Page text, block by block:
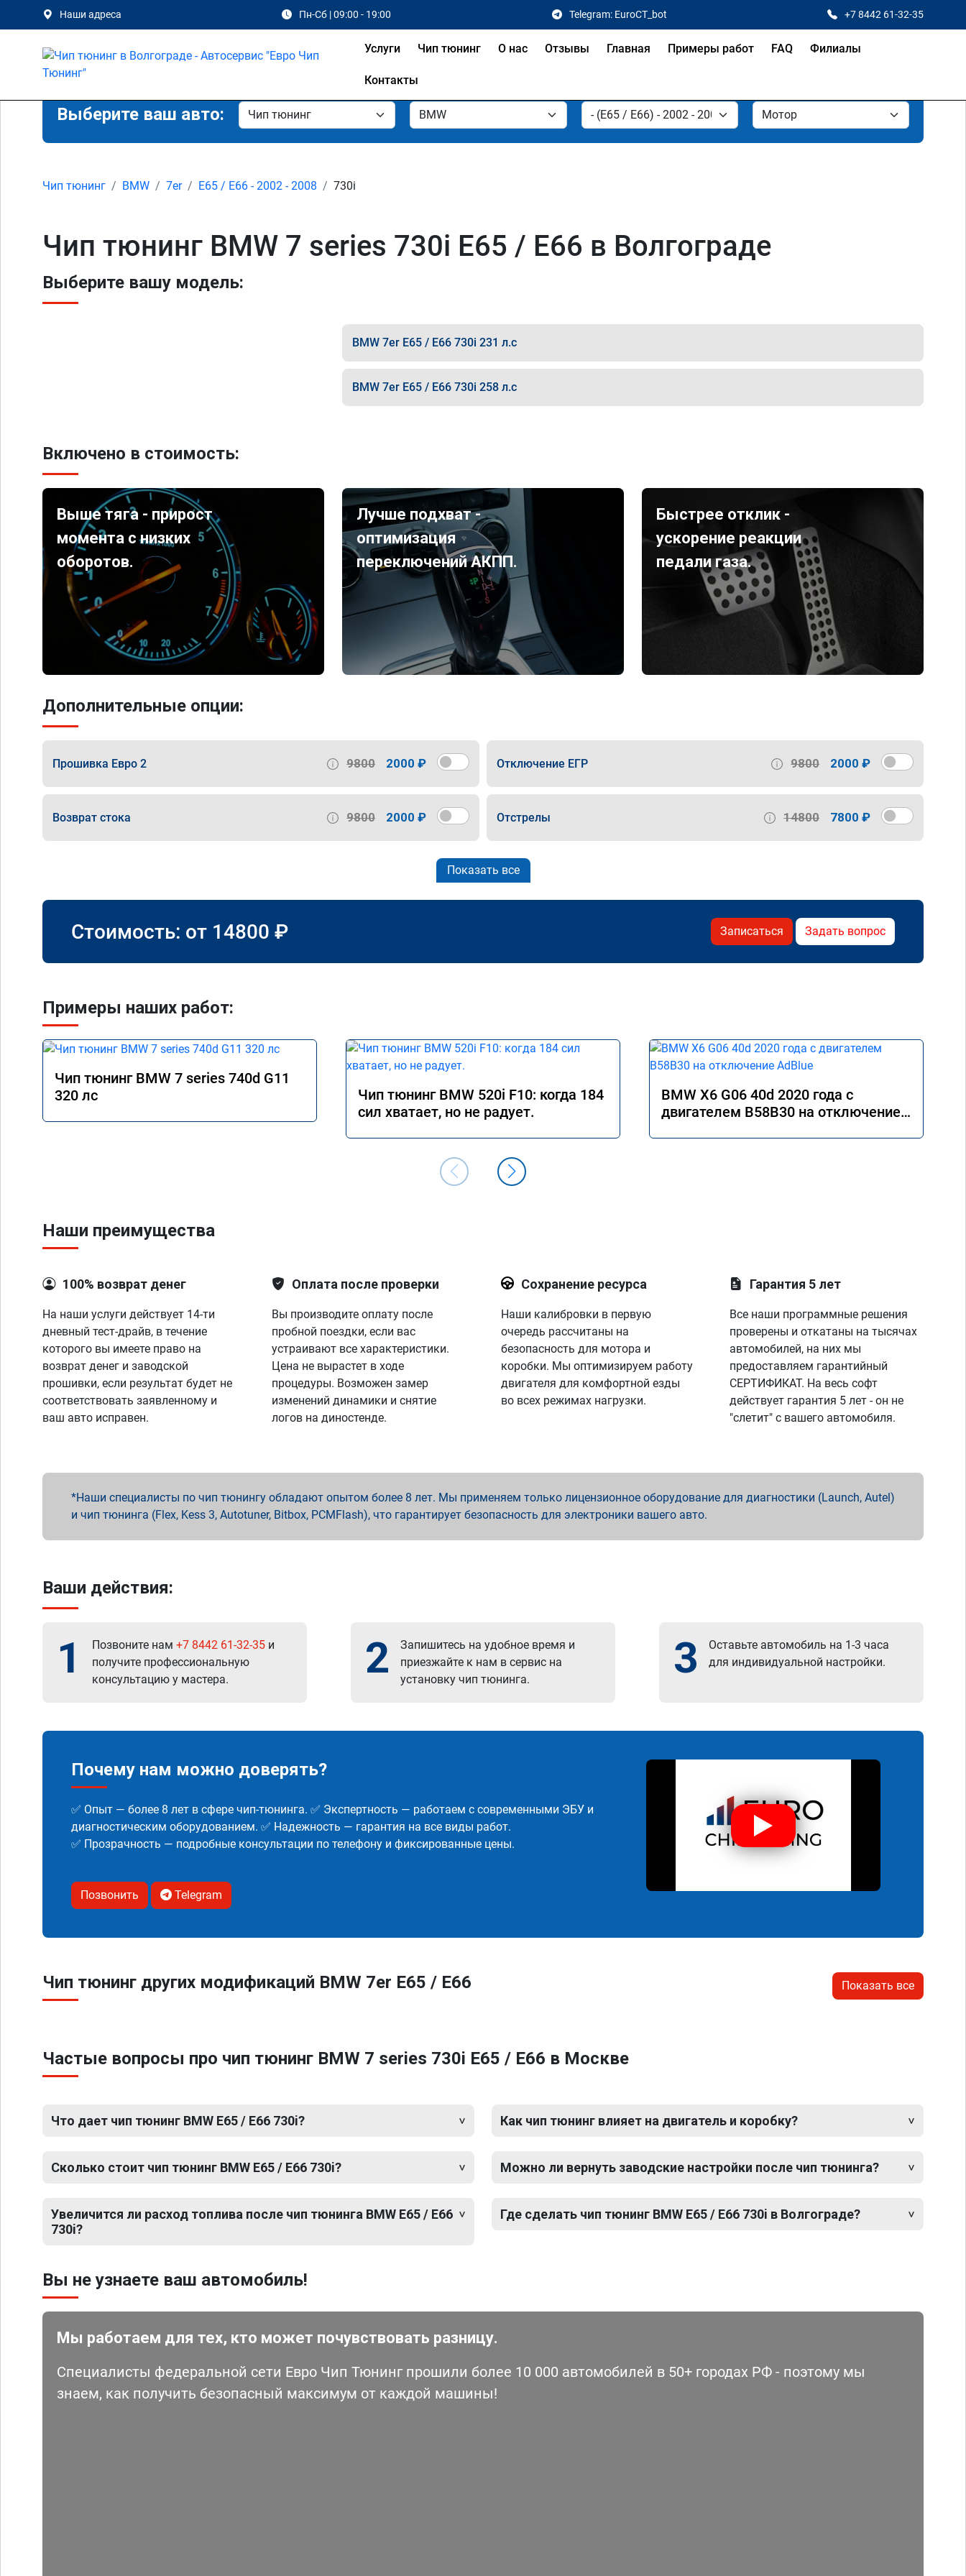
Наши адреса Пн-Сб | 09:00 - 19:00 Telegram: EuroCT_bot +7 8442 61-32-35
Услуги Чип тюнинг О нас Отзывы Главная Примеры работ FAQ Филиалы
Контакты
Выберите ваш авто:
Чип тюнинг BMW 7er E65 / E66 - 2002 - 2008 730i
Чип тюнинг BMW 7 series 730i E65 / E66 в Волгограде
Выберите вашу модель:
BMW 7er E65 / E66 730i 231 л.с
BMW 7er E65 / E66 730i 258 л.с
Включено в стоимость:
Выше тяга - прирост
момента с низких
оборотов.
Лучше подхват -
оптимизация
переключений АКПП.
Быстрее отклик -
ускорение реакции
педали газа.
Дополнительные опции:
Прошивка Евро 2 9800 2000 ₽ Отключение ЕГР 9800 2000 ₽
Возврат стока 9800 2000 ₽ Отстрелы 14800 7800 ₽
Показать все
Стоимость: от 14800 ₽ Записаться Задать вопрос
Примеры наших работ:
Чип тюнинг BMW 7 series 740d G11
320 лс
Чип тюнинг BMW 520i F10: когда 184
сил хватает, но не радует.
BMW X6 G06 40d 2020 года с
двигателем B58B30 на отключение
Наши преимущества
100% возврат денег
На наши услуги действует 14-ти
дневный тест-драйв, в течение
которого вы имеете право на
возврат денег и заводской
прошивки, если результат будет не
соответствовать заявленному и
ваш авто исправен.
Оплата после проверки
Вы производите оплату после
пробной поездки, если вас
устраивают все характеристики.
Цена не вырастет в ходе
процедуры. Возможен замер
изменений динамики и снятие
логов на диностенде.
Сохранение ресурса
Наши калибровки в первую
очередь рассчитаны на
безопасность для мотора и
коробки. Мы оптимизируем работу
двигателя для комфортной езды
во всех режимах нагрузки.
Гарантия 5 лет
Все наши программные решения
проверены и откатаны на тысячах
автомобилей, на них мы
предоставляем гарантийный
СЕРТИФИКАТ. На весь софт
действует гарантия 5 лет - он не
"слетит" с вашего автомобиля.
Наши специалисты по чип тюнингу обладают опытом более 8 лет. Мы применяем только лицензионное оборудование для диагностики (Launch, Autel)
и чип тюнинга (Flex, Kess 3, Autotuner, Bitbox, PCMFlash), что гарантирует безопасность для электроники вашего авто.
Ваши действия:
1 Позвоните нам +7 8442 61-32-35 и
получите профессиональную
консультацию у мастера.
2
Запишитесь на удобное время и
приезжайте к нам в сервис на
установку чип тюнинга.
3
Оставьте автомобиль на 1-3 часа
для индивидуальной настройки.
Почему нам можно доверять?
✅ Опыт — более 8 лет в сфере чип-тюнинга. ✅ Экспертность — работаем с современными ЭБУ и
диагностическим оборудованием. ✅ Надежность — гарантия на все виды работ.
✅ Прозрачность — подробные консультации по телефону и фиксированные цены.
Позвонить Telegram
Чип тюнинг других модификаций BMW 7er E65 / E66 Показать все
Частые вопросы про чип тюнинг BMW 7 series 730i E65 / E66 в Москве
Что дает чип тюнинг BMW E65 / E66 730i?
Сколько стоит чип тюнинг BMW E65 / E66 730i?
Увеличится ли расход топлива после чип тюнинга BMW E65 / E66
730i?
Как чип тюнинг влияет на двигатель и коробку?
Можно ли вернуть заводские настройки после чип тюнинга?
Где сделать чип тюнинг BMW E65 / E66 730i в Волгограде?
Вы не узнаете ваш автомобиль!
Мы работаем для тех, кто может почувствовать разницу.
Специалисты федеральной сети Евро Чип Тюнинг прошили более 10 000 автомобилей в 50+ городах РФ - поэтому мы
знаем, как получить безопасный максимум от каждой машины!